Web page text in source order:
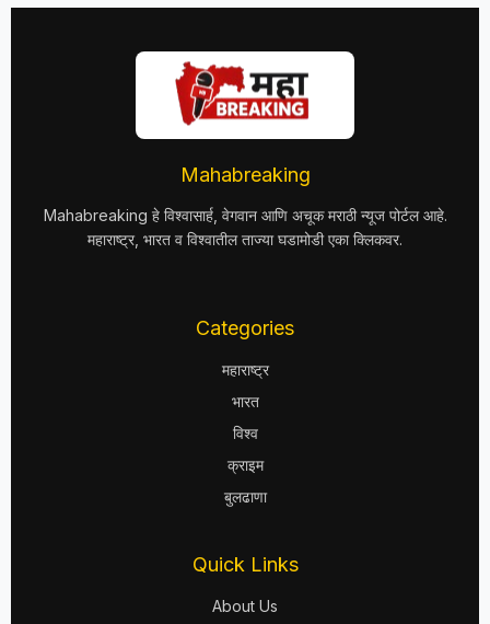
Mahabreaking
Mahabreaking हे विश्वासार्ह, वेगवान आणि अचूक मराठी न्यूज पोर्टल आहे.
महाराष्ट्र, भारत व विश्वातील ताज्या घडामोडी एका क्लिकवर.
Categories
महाराष्ट्र
भारत
विश्व
क्राइम
बुलढाणा
Quick Links
About Us